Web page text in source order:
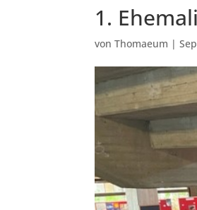
1.
vonThomaeum |